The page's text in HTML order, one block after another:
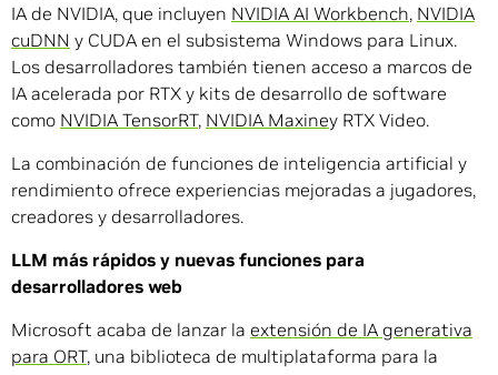
IA de NVIDIA, que incluyen NVIDIA AI Workbench, NVIDIA
cuDNN y CUDA en el subsistema Windows para Linux.
Los desarrolladores también tienen acceso a marcos de
IA acelerada por RTX y kits de desarrollo de software
como NVIDIA TensorRT, NVIDIA Maxiney RTX Video.
La combinación de funciones de inteligencia artificial y
rendimiento ofrece experiencias mejoradas a jugadores,
creadores y desarrolladores.
LLM más rápidos y nuevas funciones para
desarrolladores web
Microsoft acaba de lanzar la extensión de IA generativa
para ORT, una biblioteca de multiplataforma para la